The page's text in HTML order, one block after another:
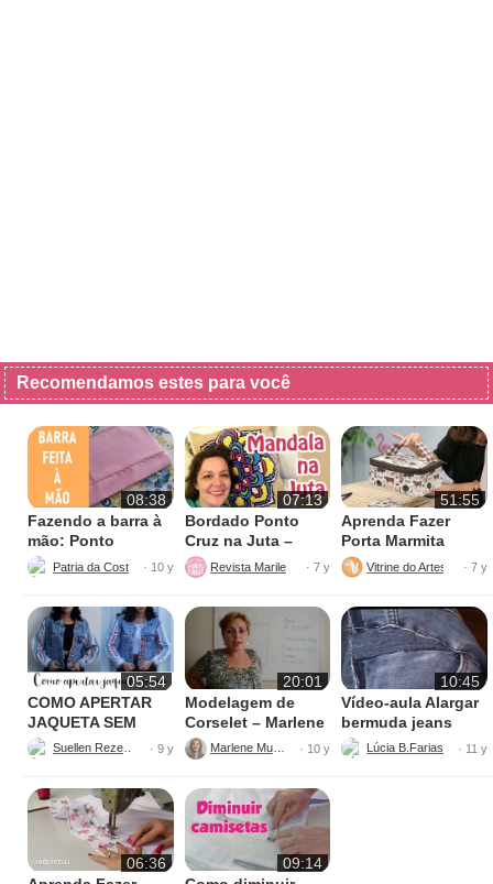
Recomendamos estes para você
08:38
Fazendo a barra à
mão: Ponto
escondido
· 10 y
07:13
Bordado Ponto
Cruz na Juta –
Fácil de Fazer
Revista Marileny Ponto Cruz
· 7 y
51:55
Aprenda Fazer
Porta Marmita
Térmica
Vitrine do Artesanato
· 7 y
05:54
COMO APERTAR
JAQUETA SEM
MÁQUINA
Suellen Rezende · 9 y
20:01
Modelagem de
Corselet – Marlene
Mukai
Marlene Mukai · 10 y
10:45
Vídeo-aula Alargar
bermuda jeans
parte 1
· 11 y
06:36
09:14